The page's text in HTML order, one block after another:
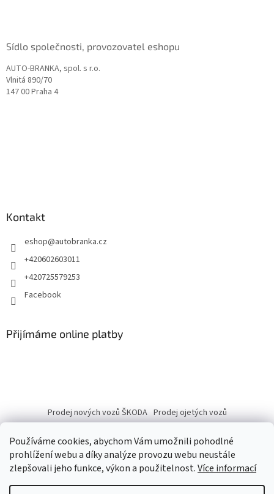
Používáme cookies, abychom Vám umožnili pohodlné
prohlížení webu a díky analýze provozu webu neustále
zlepšovali jeho funkce, výkon a použitelnost.Více informací
Sídlo společnosti, provozovatel eshopu
AUTO-BRANKA, spol. s r.o.
Vlnitá 890/70
147 00 Praha 4
Kontakt
eshop@autobranka.cz
+420602603011
+420725579253
Facebook
Přijímáme online platby
Prodej nových vozů ŠKODA Prodej ojetých vozů